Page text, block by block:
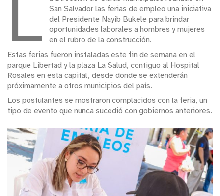
L
San Salvador las ferias de empleo una iniciativa
del Presidente Nayib Bukele para brindar
oportunidades laborales a hombres y mujeres
en el rubro de la construcción.
Estas ferias fueron instaladas este fin de semana en el
parque Libertad y la plaza La Salud, contiguo al Hospital
Rosales en esta capital, desde donde se extenderán
próximamente a otros municipios del país.
Los postulantes se mostraron complacidos con la feria, un
tipo de evento que nunca sucedió con gobiernos anteriores.